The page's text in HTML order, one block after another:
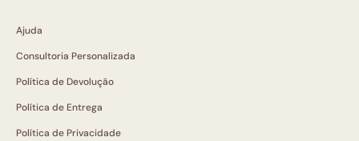
Ajuda
Consultoria Personalizada
Política de Devolução
Política de Entrega
Política de Privacidade